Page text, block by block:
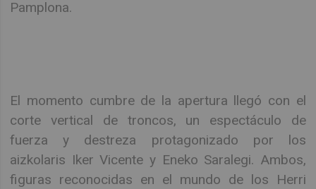
Pamplona.
El momento cumbre de la apertura llegó con el
corte vertical de troncos, un espectáculo de
fuerza y destreza protagonizado por los
aizkolaris Iker Vicente y Eneko Saralegi. Ambos,
figuras reconocidas en el mundo de los Herri